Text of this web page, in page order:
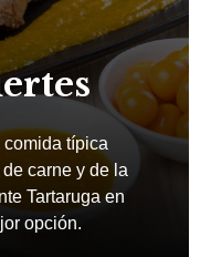
comida típica
carne y de la
Tartaruga en
opción.